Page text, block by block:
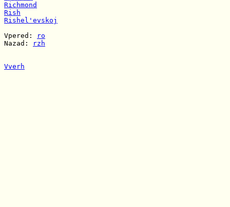
Richmond
Rish
Rishel'evskoj
Vpered:
ro
Nazad:
rzh
Vverh